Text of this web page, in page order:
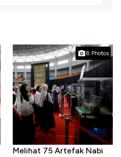
8 Photos
Melihat 75 Artefak Nabi